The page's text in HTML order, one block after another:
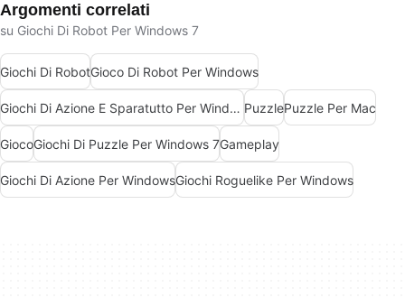
Argomenti correlati
su Giochi Di Robot Per Windows 7
Giochi Di RobotGioco Di Robot Per Windows
Giochi Di Azione E Sparatutto Per Windows PuzzlePuzzle Per Mac
GiocoGiochi Di Puzzle Per Windows 7Gameplay
Giochi Di Azione Per WindowsGiochi Roguelike Per Windows